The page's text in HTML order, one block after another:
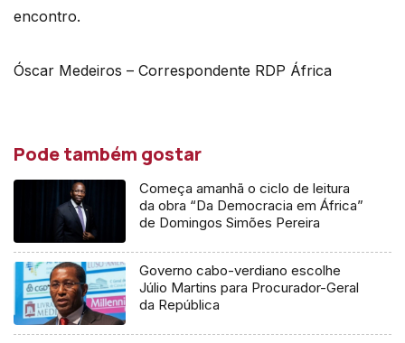
encontro.
Óscar Medeiros – Correspondente RDP África
Pode também gostar
Começa amanhã o ciclo de leitura
da obra “Da Democracia em África”
de Domingos Simões Pereira
Governo cabo-verdiano escolhe
Júlio Martins para Procurador-Geral
da República